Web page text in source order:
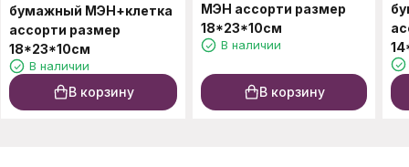
бумажный МЭН+клетка
ассорти размер
18*23*10см
В наличии
В корзину
МЭН ассорти размер
18*23*10см
В наличии
В корзину